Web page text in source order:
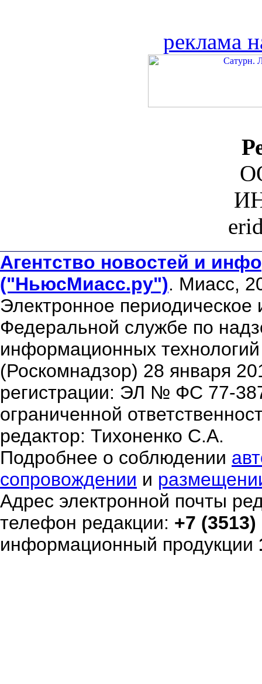
реклама
Агентство новостей и
("НьюсМиасс.ру"). Миасс,
Электронное периодическое
Федеральной службе по
информационных
(Роскомнадзор) 28 января
регистрации: ЭЛ № ФС 77-
ограниченной
редактор: Тихоненко С.А.
Подробнее о соблюдении
сопровождении и
Адрес электронной почты
телефон редакции: +7
информационный продукции